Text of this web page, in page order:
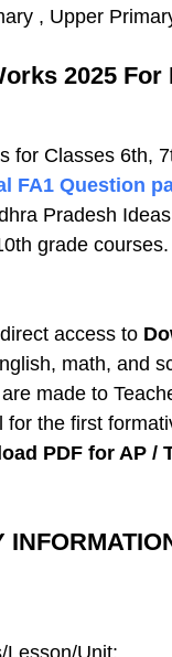
, Upper
2025
for Classes 6th,
FA1 Question
Pradesh
grade
access to
math, and
made to
for the first
PDF for AP /